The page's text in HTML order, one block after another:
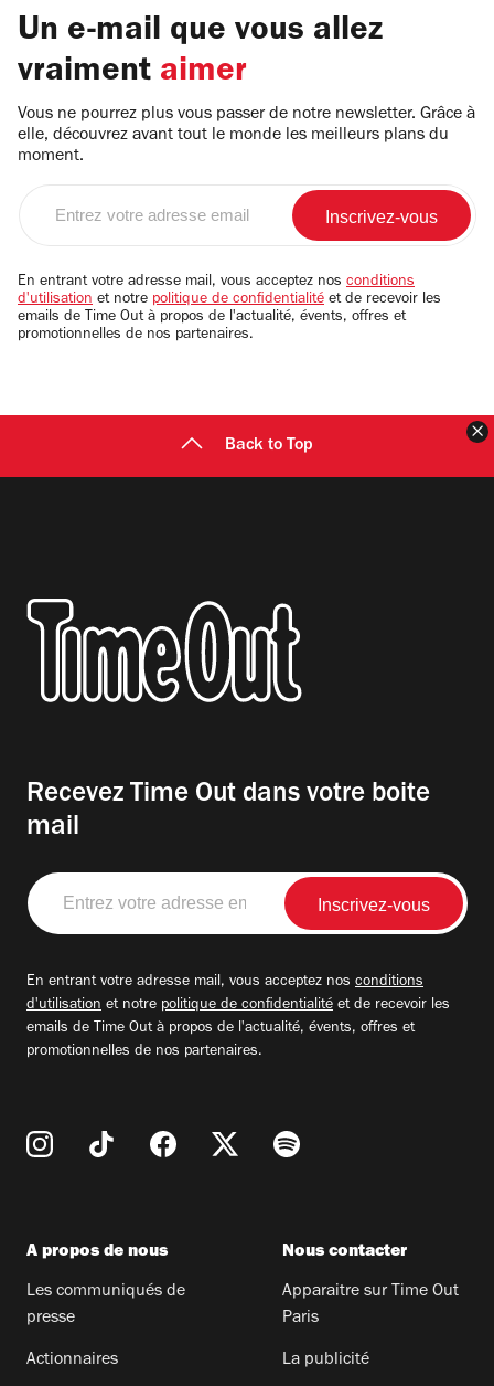
Un e-mail que vous allez
vraiment aimer
Vous ne pourrez plus vous passer de notre newsletter. Grâce à
elle, découvrez avant tout le monde les meilleurs plans du
moment.
email
En entrant votre adresse mail, vous acceptez nos conditions
d'utilisation et notre politique de confidentialité et de recevoir les
emails de Time Out à propos de l'actualité, évents, offres et
promotionnelles de nos partenaires.
Back to Top
Recevez Time Out dans votre boite
mail
Entrez
votre
adresse
En entrant votre adresse mail, vous acceptez nos conditions
d'utilisation et notre politique de confidentialité et de recevoir les
emails de Time Out à propos de l'actualité, évents, offres et
promotionnelles de nos partenaires.
A propos de nous
Les communiqués de
presse
Actionnaires
Nous contacter
Apparaitre sur Time Out
Paris
La publicité